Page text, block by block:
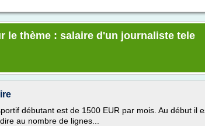
le thème : salaire d'un journaliste tele
débutant est de 1500 EUR par mois. Au début il
au nombre de lignes...